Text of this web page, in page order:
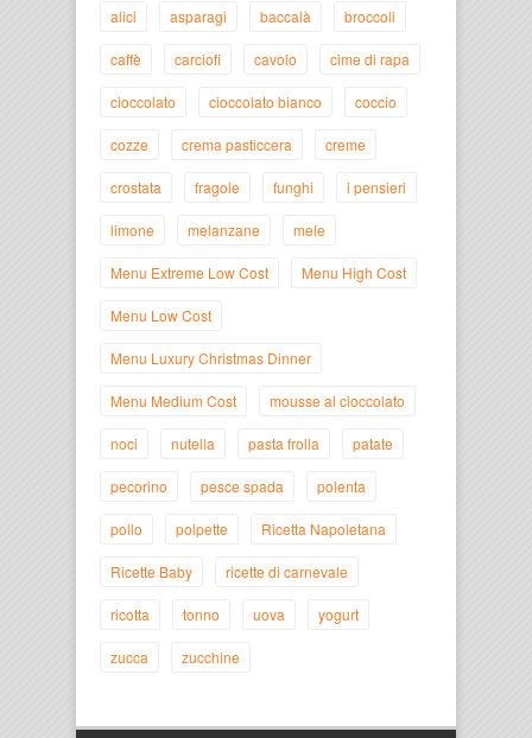
alici asparagi baccalà broccoli
caffè carciofi cavolo cime di rapa
cioccolato cioccolato bianco coccio
cozze crema pasticcera creme
crostata fragole funghi i pensieri
limone melanzane mele
Menu Extreme Low Cost Menu High Cost
Menu Low Cost
Menu Luxury Christmas Dinner
Menu Medium Cost mousse al cioccolato
noci nutella pasta frolla patate
pecorino pesce spada polenta
pollo polpette Ricetta Napoletana
Ricette Baby ricette di carnevale
ricotta tonno uova yogurt
zucca zucchine